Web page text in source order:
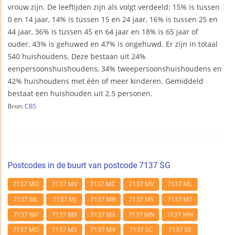
vrouw zijn. De leeftijden zijn als volgt verdeeld: 15% is tussen
0 en 14 jaar, 14% is tussen 15 en 24 jaar, 16% is tussen 25 en
44 jaar, 36% is tussen 45 en 64 jaar en 18% is 65 jaar of
ouder. 43% is gehuwed en 47% is ongehuwd. Er zijn in totaal
540 huishoudens. Deze bestaan uit 24%
eenpersoonshuishoudens, 34% tweepersoonshuishoudens en
42% huishoudens met één of meer kinderen. Gemiddeld
bestaat een huishouden uit 2.5 personen.
Bron: CBS
Postcodes in de buurt van postcode 7137 SG
7137 MD 7137 MV 7137 MC 7137 MV
7137 ML
7137 ML
7137 MJ 7137 MR 7137 MS
7137 MT
7137 MP
7137 MX 7137 MX 7137 MN
7137 MH
7137 MD
7137 MS 7137 MV 7137 SC 7137 SE